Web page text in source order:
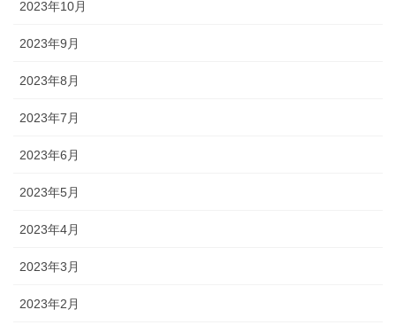
2023年10月
2023年9月
2023年8月
2023年7月
2023年6月
2023年5月
2023年4月
2023年3月
2023年2月